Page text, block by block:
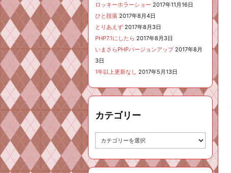
ロッキーホラーショー 2017年11月16日
ひと段落 2017年8月4日
とりあえず 2017年8月3日
PHP7.1にしたら 2017年8月3日
いまさらPHPバージョンアップ 2017年8月
3日
1年以上更新なし 2017年5月13日
カテゴリー
リ
ー